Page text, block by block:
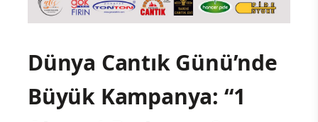
Dünya Cantık Günü’nde
Büyük Kampanya: “1